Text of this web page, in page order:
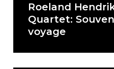
Roeland
Quartet:
voyage